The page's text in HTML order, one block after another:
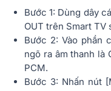
Bước 1: Dùng dây
OUT trên Smart TV
Bước 2: Vào phần
ngõ ra âm thanh là
PCM.
Bước 3: Nhấn nút